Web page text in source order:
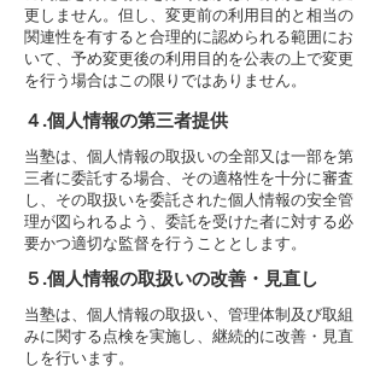
更しません。但し、変更前の利用目的と相当の
関連性を有すると合理的に認められる範囲にお
いて、予め変更後の利用目的を公表の上で変更
を行う場合はこの限りではありません。
４.個人情報の第三者提供
当塾は、個人情報の取扱いの全部又は一部を第
三者に委託する場合、その適格性を十分に審査
し、その取扱いを委託された個人情報の安全管
理が図られるよう、委託を受けた者に対する必
要かつ適切な監督を行うこととします。
５.個人情報の取扱いの改善・見直し
当塾は、個人情報の取扱い、管理体制及び取組
みに関する点検を実施し、継続的に改善・見直
しを行います。